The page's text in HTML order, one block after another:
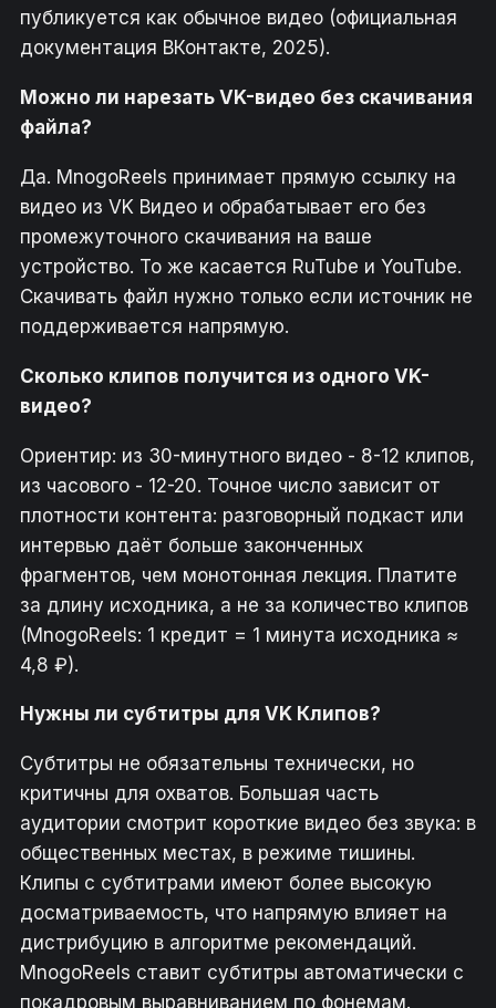
публикуется как обычное видео (официальная
документация ВКонтакте, 2025).
Можно ли нарезать VK-видео без скачивания
файла?
Да. MnogoReels принимает прямую ссылку на
видео из VK Видео и обрабатывает его без
промежуточного скачивания на ваше
устройство. То же касается RuTube и YouTube.
Скачивать файл нужно только если источник не
поддерживается напрямую.
Сколько клипов получится из одного VK-
видео?
Ориентир: из 30-минутного видео - 8-12 клипов,
из часового - 12-20. Точное число зависит от
плотности контента: разговорный подкаст или
интервью даёт больше законченных
фрагментов, чем монотонная лекция. Платите
за длину исходника, а не за количество клипов
(MnogoReels: 1 кредит = 1 минута исходника ≈
4,8 ₽).
Нужны ли субтитры для VK Клипов?
Субтитры не обязательны технически, но
критичны для охватов. Большая часть
аудитории смотрит короткие видео без звука: в
общественных местах, в режиме тишины.
Клипы с субтитрами имеют более высокую
досматриваемость, что напрямую влияет на
дистрибуцию в алгоритме рекомендаций.
MnogoReels ставит субтитры автоматически с
покадровым выравниванием по фонемам.